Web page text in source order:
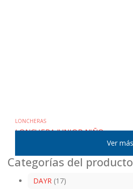
LONCHERAS
LONCHERA JUNIOR NIÑO
Categorías del producto
DAYR (17)